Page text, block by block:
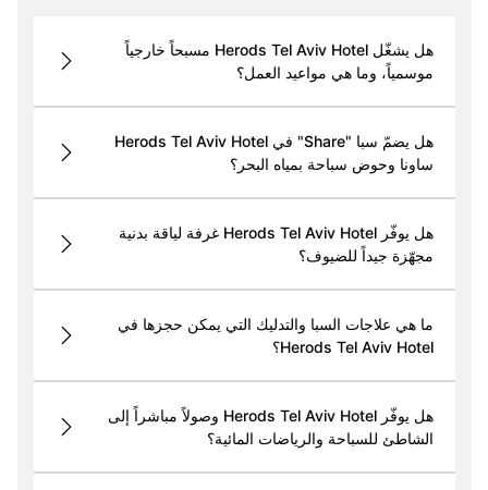
هل يشغّل Herods Tel Aviv Hotel مسبحاً خارجياً
موسمياً، وما هي مواعيد العمل؟
هل يضمّ سبا "Share" في Herods Tel Aviv Hotel
ساونا وحوض سباحة بمياه البحر؟
هل يوفّر Herods Tel Aviv Hotel غرفة لياقة بدنية
مجهّزة جيداً للضيوف؟
ما هي علاجات السبا والتدليك التي يمكن حجزها في
Herods Tel Aviv Hotel؟
هل يوفّر Herods Tel Aviv Hotel وصولاً مباشراً إلى
الشاطئ للسباحة والرياضات المائية؟